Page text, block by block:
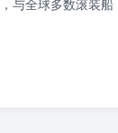
与全球多数滚装船